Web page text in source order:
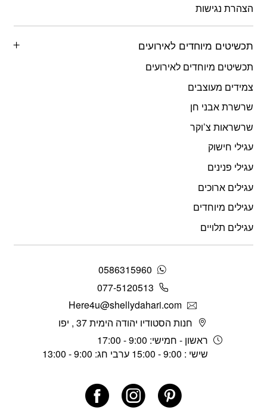
הצהרת נגישות
תכשיטים מיוחדים לאירועים
תכשיטים מיוחדים לאירועים
צמידים מעוצבים
שרשרת אבני חן
שרשראות צ’וקר
עגילי חישוק
עגילי פנינים
עגילים ארוכים
עגילים מיוחדים
עגילים תלויים
0586315960
077-5120513
Here4u@shellydahari.com
חנות הסטודיו יהודה הימית 37 , יפו
ראשון - חמישי: 9:00 - 17:00
שישי : 9:00 - 15:00 ערבי חג: 9:00 - 13:00